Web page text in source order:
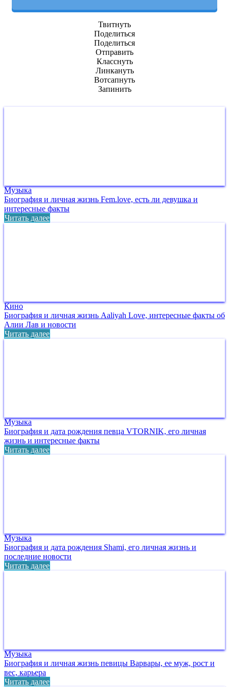
Твитнуть
Поделиться
Поделиться
Отправить
Класснуть
Линкануть
Вотсапнуть
Запинить
Музыка
Биография и личная жизнь Fem.love, есть ли девушка и
интересные факты
Читать далее
Кино
Биография и личная жизнь Aaliyah Love, интересные факты об
Алии Лав и новости
Читать далее
Музыка
Биография и дата рождения певца VTORNIK, его личная
жизнь и интересные факты
Читать далее
Музыка
Биография и дата рождения Shami, его личная жизнь и
последние новости
Читать далее
Музыка
Биография и личная жизнь певицы Варвары, ее муж, рост и
вес, карьера
Читать далее